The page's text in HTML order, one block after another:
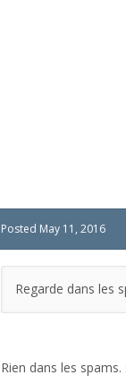
Posted May 11, 2016
Regarde dans les
Rien dans les spams.